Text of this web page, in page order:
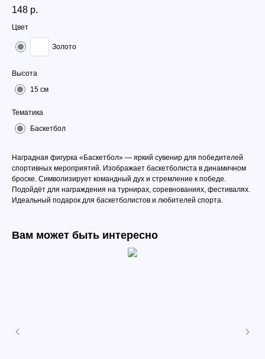
148 р.
Цвет
Золото
Высота
15 см
Тематика
Баскетбол
Наградная фигурка «Баскетбол» — яркий сувенир для победителей
спортивных мероприятий. Изображает баскетболиста в динамичном
броске. Символизирует командный дух и стремление к победе.
Подойдёт для награждения на турнирах, соревнованиях, фестивалях.
Идеальный подарок для баскетболистов и любителей спорта.
Вам может быть интересно